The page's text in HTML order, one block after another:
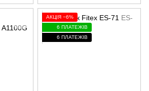
АКЦІЯ −6%
6 ПЛАТЕЖІВ
6 ПЛАТЕЖІВ